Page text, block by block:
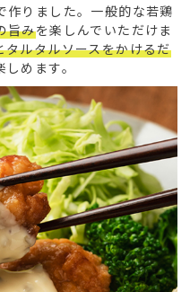
作りました。一般的な若鶏
旨みを楽しんでいただけま
ルタルソースをかけるだ
めます。